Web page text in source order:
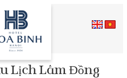
Lịch Lâm Đồng